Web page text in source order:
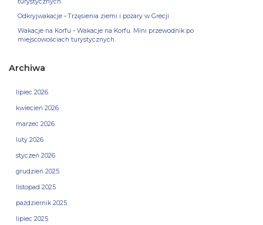
Odkryjwakacje -Trzęsienia ziemi i pożary w Grecji
Wakacje na Korfu - Wakacje na Korfu. Mini przewodnik po
miejscowościach turystycznych.
Archiwa
lipiec 2026
kwiecień 2026
marzec 2026
luty 2026
styczeń 2026
grudzień 2025
listopad 2025
październik 2025
lipiec 2025